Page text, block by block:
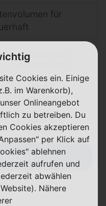
für
Telefónica (o2)
FLAT
Telefon & SMS
14,99 €
pro Monat
Cookies ein. Einige
im Warenkorb),
Onlineangebot
zu betreiben. Du
Cookies akzeptieren
per Klick auf
ablehnen
aufrufen und
abwählen
Nähere